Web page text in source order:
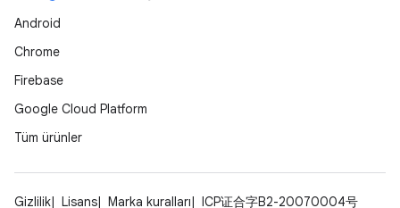
Android
Chrome
Firebase
Google Cloud Platform
Tüm ürünler
Gizlilik Lisans Marka kuralları ICP证合字B2-20070004号